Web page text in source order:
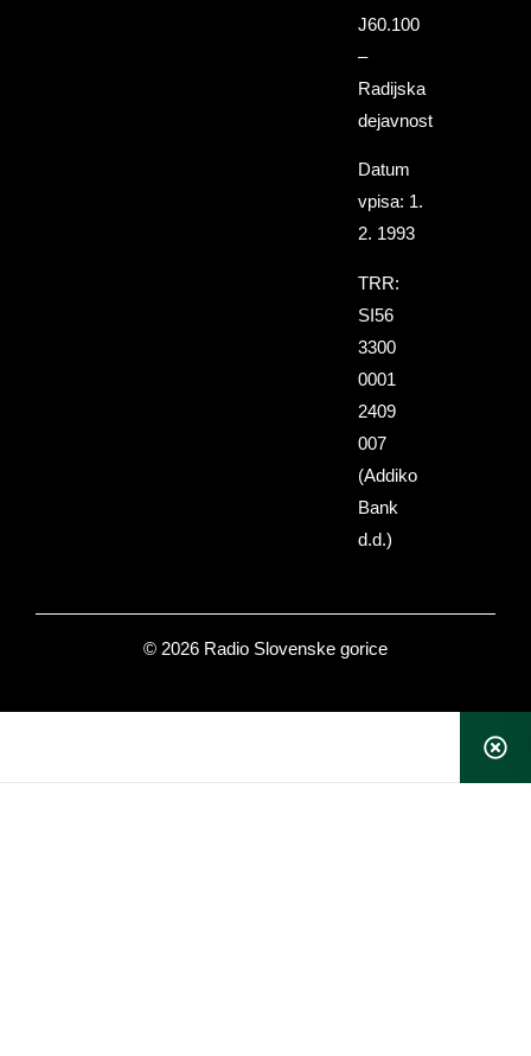
J60.100
–
Radijska
dejavnost
Datum
vpisa: 1.
2. 1993
TRR:
SI56
3300
0001
2409
007
(Addiko
Bank
d.d.)
© 2026 Radio Slovenske gorice